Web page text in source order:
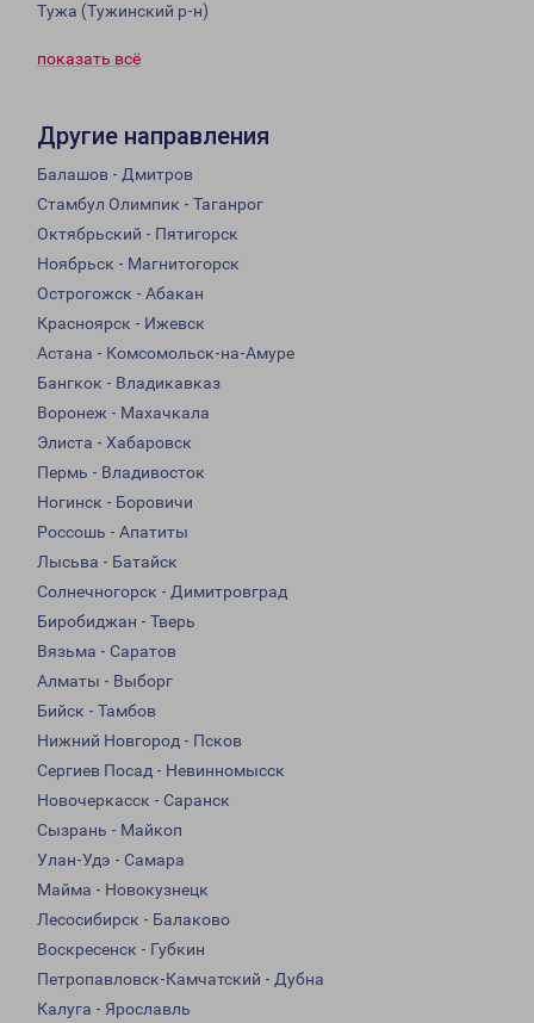
Тужа (Тужинский р-н)
показать всё
Другие направления
Балашов - Дмитров
Стамбул Олимпик - Таганрог
Октябрьский - Пятигорск
Ноябрьск - Магнитогорск
Острогожск - Абакан
Красноярск - Ижевск
Астана - Комсомольск-на-Амуре
Бангкок - Владикавказ
Воронеж - Махачкала
Элиста - Хабаровск
Пермь - Владивосток
Ногинск - Боровичи
Россошь - Апатиты
Лысьва - Батайск
Солнечногорск - Димитровград
Биробиджан - Тверь
Вязьма - Саратов
Алматы - Выборг
Бийск - Тамбов
Нижний Новгород - Псков
Сергиев Посад - Невинномысск
Новочеркасск - Саранск
Сызрань - Майкоп
Улан-Удэ - Самара
Майма - Новокузнецк
Лесосибирск - Балаково
Воскресенск - Губкин
Петропавловск-Камчатский - Дубна
Калуга - Ярославль